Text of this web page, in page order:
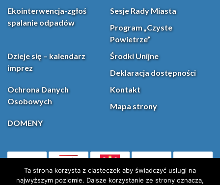
Ekointerwencja-zgłoś
spalanie odpadów
Sesje Rady Miasta
Program „Czyste
Powietrze”
Dzieje się – kalendarz
imprez
Środki Unijne
Deklaracja dostępności
Ochrona Danych
Osobowych
Kontakt
Mapa strony
DOMENY
(otwiera się w nowej karcie)Facebook
Ta strona korzysta z ciasteczek aby świadczyć usługi na
najwyższym poziomie. Dalsze korzystanie ze strony oznacza,